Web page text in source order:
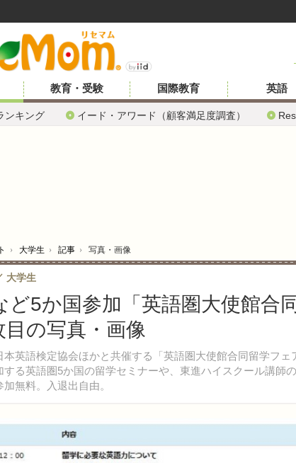
ンキング イード・アワード（顧客満足度調査）
教育・受験 国際教育 英語
› 大学生 › 記事 › 写真・画像
ど5か国参加「英語圏大使館合
目の写真・画像
英語検定協会ほかと共催する「英語圏大使館合同留学フェ
する英語圏5か国の留学セミナーや、東進ハイスクール講師
無料。入退出自由。
大学生